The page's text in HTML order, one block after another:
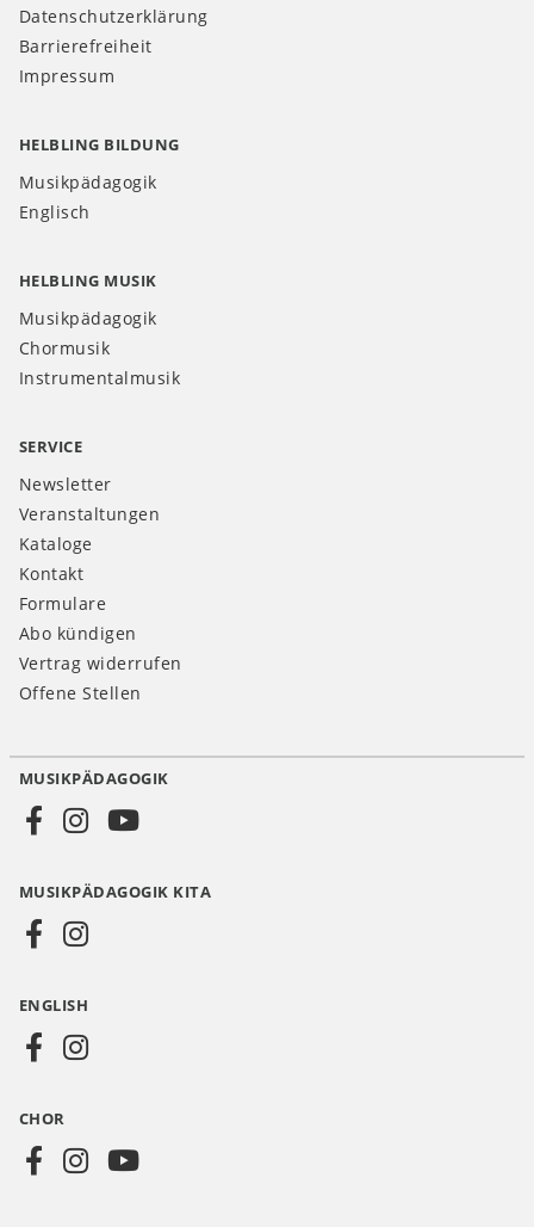
Datenschutzerklärung
Barrierefreiheit
Impressum
HELBLING BILDUNG
Musikpädagogik
Englisch
HELBLING MUSIK
Musikpädagogik
Chormusik
Instrumentalmusik
SERVICE
Newsletter
Veranstaltungen
Kataloge
Kontakt
Formulare
Abo kündigen
Vertrag widerrufen
Offene Stellen
Social
Media
DE
MUSIKPÄDAGOGIK
MUSIKPÄDAGOGIK KITA
ENGLISH
CHOR